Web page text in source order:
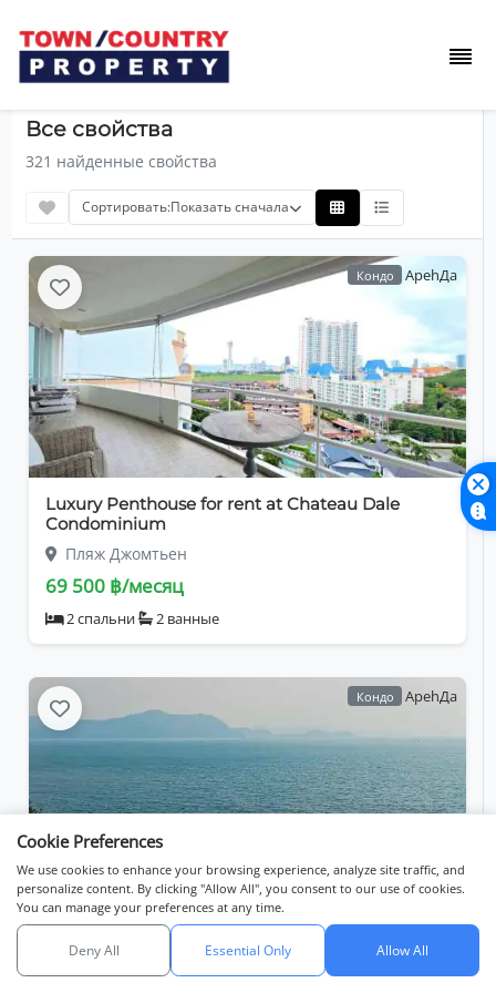
Все свойства
321 найденные свойства
Сортировать:Показать сначала
Кондо АpehДa
Luxury Penthouse for rent at Chateau Dale
Condominium
Пляж Джомтьен
69 500 ฿/месяц
2 спальни 2 ванные
Кондо АpehДa
Experience refined coastal living at The Panora
Estuaria
Пляж Джомтьен
Cookie Preferences
We use cookies to enhance your browsing experience, analyze site traffic, and
personalize content. By clicking "Allow All", you consent to our use of cookies.
You can manage your preferences at any time.
Deny All Essential Only Allow All